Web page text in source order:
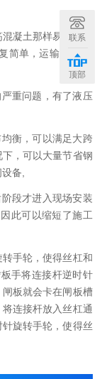
凝土那样易裂，即
简单，运输通道,恢
重问题，有了液压
衡，可以满足大跨
，可以大量节省钢
备,
段才进入现场安装
此可以缩短了施工
手轮，使得丝杠和
手将连接杆逆时针
板就会卡在闸板槽
连接杆放入丝杠通
旋转手轮，使得丝
联系
顶部